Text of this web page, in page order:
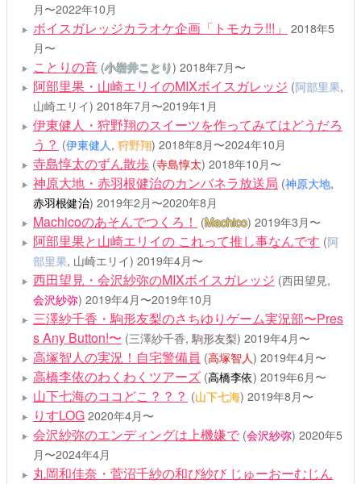
月〜2022年10月
ボイスガレッジカラオケ企画「トモカラ!!!」
2018年5
月〜
ことりの音 (小岩井ことり) 2018年7月〜
阿部里果・山崎エリイのMIXボイスガレッジ (阿部里果,
山崎エリイ) 2018年7月〜2019年1月
伊東健人・狩野翔のスイーツを作ってみてはどうだろ
う？ (伊東健人, 狩野翔) 2018年8月〜2024年10月
寺島惇太のずん散歩 (寺島惇太) 2018年10月〜
神原大地・赤羽根健治のカンバネラ放送局 (神原大地,
赤羽根健治) 2019年2月〜2020年8月
Machicoのあそんでつくろ！ (Machico) 2019年3月〜
阿部里果と山崎エリイの これって推し事なんです (阿
部里果, 山崎エリイ) 2019年4月〜
西田望見・会沢紗弥のMIXボイスガレッジ (西田望見,
会沢紗弥) 2019年4月〜2019年10月
三澤紗千香・駒形友梨のさちゆりゲーム実況部〜Pres
s Any Button!〜 (三澤紗千香,駒形友梨) 2019年4月〜
高塚智人の実況！自宅警備員 (高塚智人) 2019年4月〜
高橋李依のわくわくツアーズ (高橋李依) 2019年6月〜
山下七海のココどこ？？？ (山下七海) 2019年8月〜
りすLOG 2020年4月〜
会沢紗弥のエンディングは上機嫌で (会沢紗弥) 2020年5
月〜2024年4月
丸岡和佳奈・菅沼千紗の和び紗び じゅーおーむじん